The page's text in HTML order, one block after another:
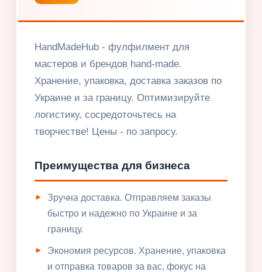
HandMadeHub - фулфилмент для
мастеров и брендов hand-made.
Хранение, упаковка, доставка заказов по
Украине и за границу. Оптимизируйте
логистику, сосредоточьтесь на
творчестве! Цены - по запросу.
Преимущества для бизнеса
Зручна доставка. Отправляем заказы
быстро и надежно по Украине и за
границу.
Экономия ресурсов. Хранение, упаковка
и отправка товаров за вас, фокус на